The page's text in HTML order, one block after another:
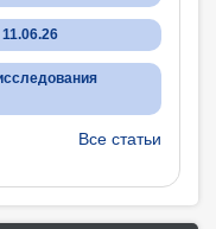
Все статьи